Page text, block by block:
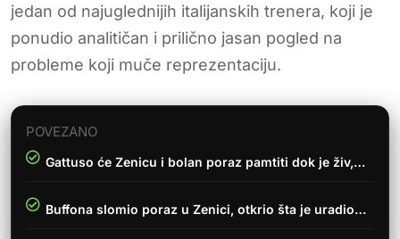
jedan od najuglednijih italijanskih trenera, koji je
ponudio analitičan i prilično jasan pogled na
probleme koji muče reprezentaciju.
POVEZANO
Gattuso će Zenicu i bolan poraz pamtiti dok je živ,…
Buffona slomio poraz u Zenici, otkrio šta je uradio…